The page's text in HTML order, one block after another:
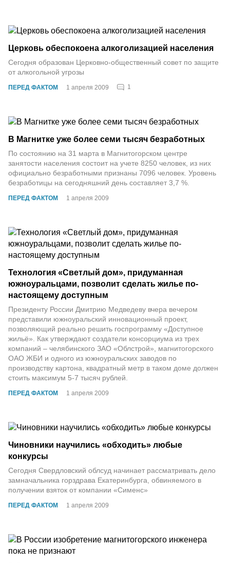
ПЕРЕД ФАКТОМ 1 апреля 2009 1
Церковь обеспокоена алкоголизацией населения
Сегодня образован Церковно-общественный совет по защите
от алкогольной угрозы
ПЕРЕД ФАКТОМ 1 апреля 2009
В Магнитке уже более семи тысяч безработных
По состоянию на 31 марта в Магнитогорском центре
занятости населения состоит на учете 8250 человек, из них
официально безработными признаны 7096 человек. Уровень
безработицы на сегодняшний день составляет 3,7 %.
ПЕРЕД ФАКТОМ 1 апреля 2009
Технология «Светлый дом», придуманная
южноуральцами, позволит сделать жилье по-
настоящему доступным
Президенту России Дмитрию Медведеву вчера вечером
представили южноуральский инновационный проект,
позволяющий реально решить госпрограмму «Доступное
жильё». Как утверждают создатели консорциума из трех
компаний – челябинского ЗАО «Облстрой», магнитогорского
ОАО ЖБИ и одного из южноуральских заводов по
производству картона, квадратный метр в таком доме должен
стоить максимум 5-7 тысяч рублей.
ПЕРЕД ФАКТОМ 1 апреля 2009
Чиновники научились «обходить» любые
конкурсы
Сегодня Свердловский облсуд начинает рассматривать дело
замначальника горздрава Екатеринбурга, обвиняемого в
получении взяток от компании «Сименс»